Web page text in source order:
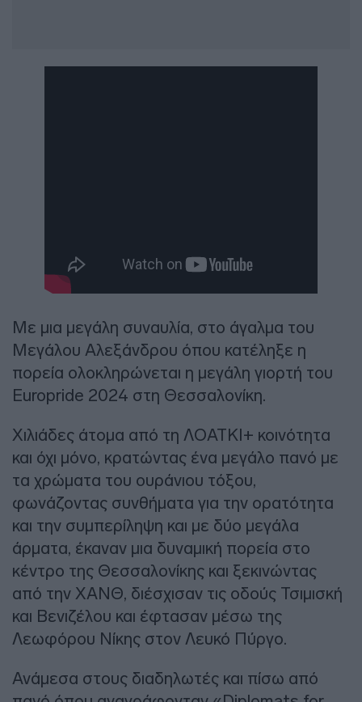
Με μια μεγάλη συναυλία, στο άγαλμα του
Μεγάλου Αλεξάνδρου όπου κατέληξε η
πορεία ολοκληρώνεται η μεγάλη γιορτή του
Europride 2024 στη Θεσσαλονίκη.
Χιλιάδες άτομα από τη ΛΟΑΤΚΙ+ κοινότητα
και όχι μόνο, κρατώντας ένα μεγάλο πανό με
τα χρώματα του ουράνιου τόξου,
φωνάζοντας συνθήματα για την ορατότητα
και την συμπερίληψη και με δύο μεγάλα
άρματα, έκαναν μια δυναμική πορεία στο
κέντρο της Θεσσαλονίκης και ξεκινώντας
από την ΧΑΝΘ, διέσχισαν τις οδούς Τσιμισκή
και Βενιζέλου και έφτασαν μέσω της
Λεωφόρου Νίκης στον Λευκό Πύργο.
Ανάμεσα στους διαδηλωτές και πίσω από